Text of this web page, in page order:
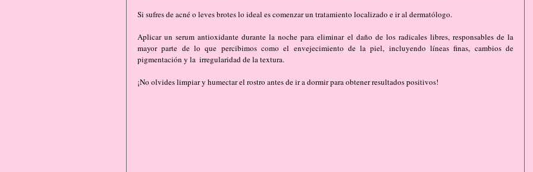
Si sufres de acné o leves brotes lo ideal es comenzar un tratamiento localizado e ir al dermatólogo.
Aplicar un serum antioxidante durante la noche para eliminar el daño de los radicales libres, responsables de la
mayor parte de lo que percibimos como el envejecimiento de la piel, incluyendo líneas finas, cambios de
pigmentación y la  irregularidad de la textura.
¡No olvides limpiar y humectar el rostro antes de ir a dormir para obtener resultados positivos!